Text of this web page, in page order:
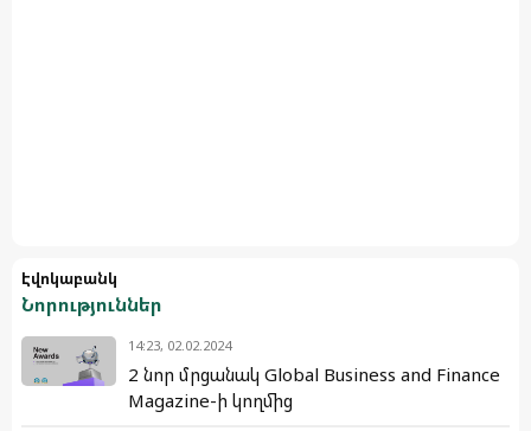
Էվոկաբանկ
Նորություններ
14:23, 02.02.2024
2 նոր մրցանակ Global Business and Finance
Magazine-ի կողմից